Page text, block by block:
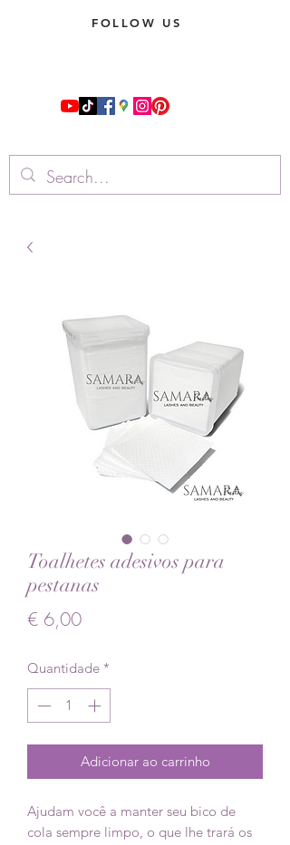
FOLLOW US
Toalhetes adesivos para
pestanas
€ 6,00Preço
Quantidade *
Adicionar ao carrinho
Ajudam você a manter seu bico de
cola sempre limpo, o que lhe trará os